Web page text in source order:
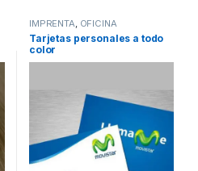
IMPRENTA, OFICINA
Tarjetas personales a todo
color